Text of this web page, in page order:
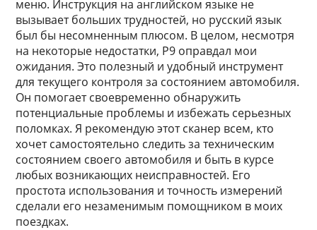
меню. Инструкция на английском языке не
вызывает больших трудностей, но русский язык
был бы несомненным плюсом. В целом, несмотря
на некоторые недостатки, P9 оправдал мои
ожидания. Это полезный и удобный инструмент
для текущего контроля за состоянием автомобиля.
Он помогает своевременно обнаружить
потенциальные проблемы и избежать серьезных
поломках. Я рекомендую этот сканер всем, кто
хочет самостоятельно следить за техническим
состоянием своего автомобиля и быть в курсе
любых возникающих неисправностей. Его
простота использования и точность измерений
сделали его незаменимым помощником в моих
поездках.